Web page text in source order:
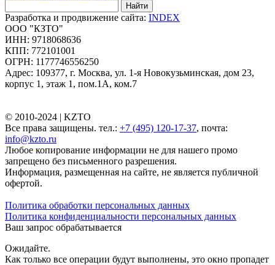
Найти
Разработка и продвижение сайта: INDEX
ООО "КЗТО"
ИНН: 9718068636
КПП: 772101001
ОГРН: 1177746556250
Адрес: 109377, г. Москва, ул. 1-я Новокузьминская, дом 23,
корпус 1, этаж 1, пом.1А, ком.7
© 2010-2024 | KZTO
Все права защищены. тел.: +7 (495) 120-17-37, почта:
info@kzto.ru
Любое копирование информации не для нашего промо
запрещено без письменного разрешения.
Информация, размещенная на сайте, не является публичной
офертой.
Политика обработки персональных данных
Политика конфиденциальности персональных данных
Ваш запрос обрабатывается
Ожидайте.
Как только все операции будут выполнены, это окно пропадет